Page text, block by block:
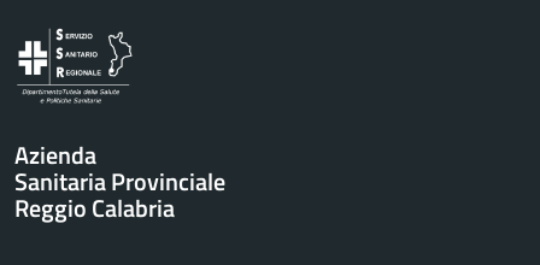
Azienda
Sanitaria Provinciale
Reggio Calabria